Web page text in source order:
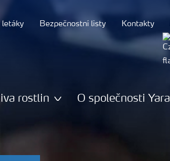
letáky Bezpečnostní listy Kontakty
rostlin O společnosti Yara